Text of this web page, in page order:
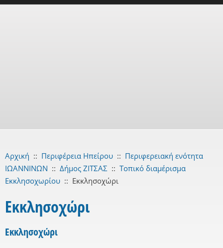
Αρχική :: Περιφέρεια Ηπείρου :: Περιφερειακή ενότητα
ΙΩΑΝΝΙΝΩΝ :: Δήμος ΖΙΤΣΑΣ :: Τοπικό διαμέρισμα
Εκκλησοχωρίου :: Εκκλησοχώρι
Εκκλησοχώρι
Εκκλησοχώρι